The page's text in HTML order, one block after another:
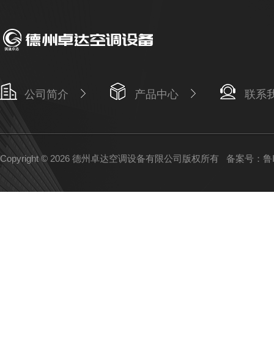
公司简介 产品中心 联系
Copyright © 2026 德州卓达空调设备有限公司版权所有 备案号：